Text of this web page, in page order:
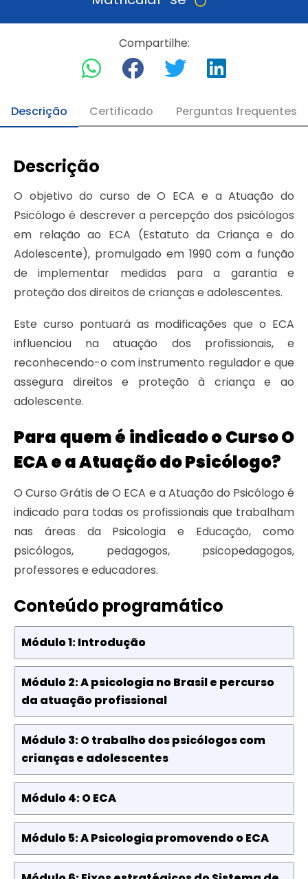
Compartilhe:
Descrição Certificado Perguntas frequentes
Descrição
O objetivo do curso de O ECA e a Atuação do
Psicólogo é descrever a percepção dos psicólogos
em relação ao ECA (Estatuto da Criança e do
Adolescente), promulgado em 1990 com a função
de implementar medidas para a garantia e
proteção dos direitos de crianças e adolescentes.
Este curso pontuará as modificações que o ECA
influenciou na atuação dos profissionais, e
reconhecendo-o com instrumento regulador e que
assegura direitos e proteção à criança e ao
adolescente.
Para quem é indicado o Curso O
ECA e a Atuação do Psicólogo?
O Curso Grátis de O ECA e a Atuação do Psicólogo é
indicado para todas os profissionais que trabalham
nas áreas da Psicologia e Educação, como
psicólogos, pedagogos, psicopedagogos,
professores e educadores.
Conteúdo programático
Módulo 1: Introdução
Módulo 2: A psicologia no Brasil e percurso
da atuação profissional
Módulo 3: O trabalho dos psicólogos com
crianças e adolescentes
Módulo 4: O ECA
Módulo 5: A Psicologia promovendo o ECA